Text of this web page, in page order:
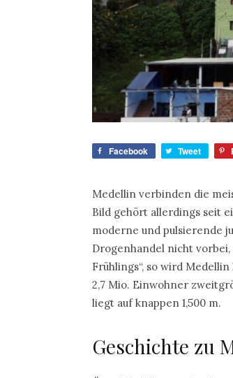
Facebook Tweet
Medellin verbinden die
Bild gehört allerdings seit
moderne und pulsierende
Drogenhandel nicht
Frühlings“, so wird
2,7 Mio. Einwohner
liegt auf knappen 1,500 m.
Geschichte zu